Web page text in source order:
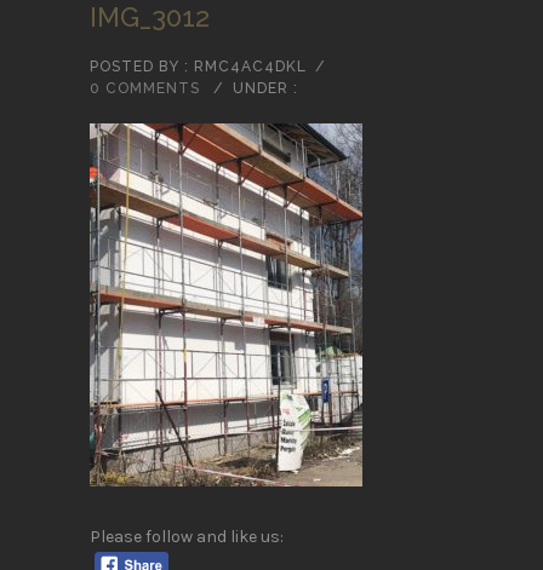
IMG_3012
POSTED BY : RMC4AC4DKL /
0 COMMENTS
/ UNDER :
Please follow and like us: